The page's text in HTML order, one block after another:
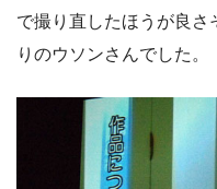
で撮り直したほうが良
りのウソンさんでした。